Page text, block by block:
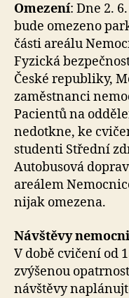
Omezení: Dne 2.
bude omezeno
části areálu
Fyzická
České republiky,
zaměstnanci
Pacientů na
nedotkne, ke
studenti Střední
Autobusová
areálem
nijak omezena.
Návštěvy
V době cvičení od
zvýšenou
návštěvy